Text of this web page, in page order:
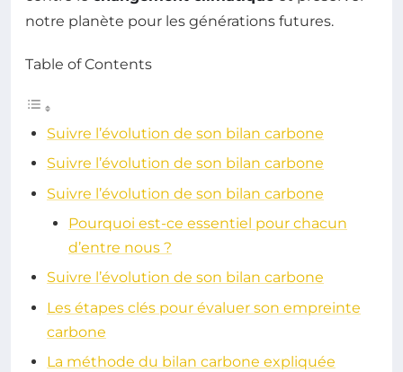
notre planète pour les générations futures.
Table of Contents
Suivre l’évolution de son bilan carbone
Suivre l’évolution de son bilan carbone
Suivre l’évolution de son bilan carbone
Pourquoi est-ce essentiel pour chacun
d’entre nous ?
Suivre l’évolution de son bilan carbone
Les étapes clés pour évaluer son empreinte
carbone
La méthode du bilan carbone expliquée